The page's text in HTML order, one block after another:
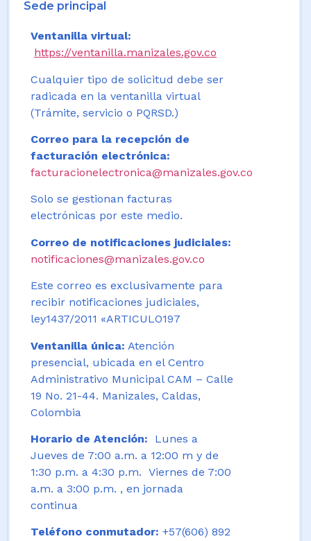
Sede principal
Ventanilla virtual:
https://ventanilla.manizales.gov.co
Cualquier tipo de solicitud debe ser
radicada en la ventanilla virtual
(Trámite, servicio o PQRSD.)
Correo para la recepción de
facturación electrónica:
facturacionelectronica@manizales.gov.co
Solo se gestionan facturas
electrónicas por este medio.
Correo de notificaciones judiciales:
notificaciones@manizales.gov.co
Este correo es exclusivamente para
recibir notificaciones judiciales,
ley1437/2011 «ARTICULO197
Ventanilla única: Atención
presencial, ubicada en el Centro
Administrativo Municipal CAM – Calle
19 No. 21-44. Manizales, Caldas,
Colombia
Horario de Atención:
Lunes a
Jueves de 7:00 a.m. a 12:00 m y de
1:30 p.m. a 4:30 p.m. Viernes de 7:00
a.m. a 3:00 p.m. , en jornada
continua
Teléfono conmutador: +57(606) 892